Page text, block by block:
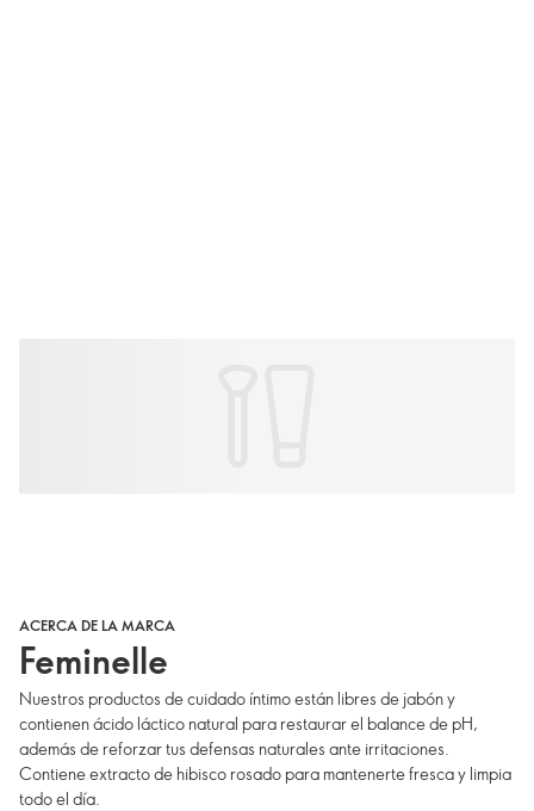
ACERCA DE LA MARCA
Feminelle
Nuestros productos de cuidado íntimo están libres de jabón y
contienen ácido láctico natural para restaurar el balance de pH,
además de reforzar tus defensas naturales ante irritaciones.
Contiene extracto de hibisco rosado para mantenerte fresca y limpia
todo el día.